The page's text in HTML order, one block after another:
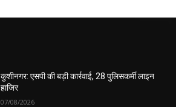
कुशीनगर: एसपी की बड़ी कार्रवाई, 28 पुलिसकर्मी लाइन
हाजिर
07/08/2026